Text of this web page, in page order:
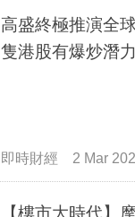
高盛終極推演全
隻港股有爆炒潛力
即時財經 2 Mar
【樓市大時代】